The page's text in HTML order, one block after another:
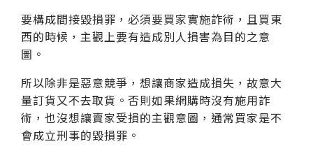
要構成間接毀損罪，必須要買家實施詐術，且買東
西的時候，主觀上要有造成別人損害為目的之意
圖。
所以除非是惡意競爭，想讓商家造成損失，故意大
量訂貨又不去取貨。否則如果網購時沒有施用詐
術，也沒想讓賣家受損的主觀意圖，通常買家是不
會成立刑事的毀損罪。